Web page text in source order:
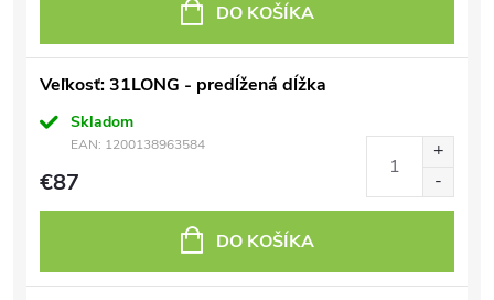
DO KOŠÍKA
Veľkosť: 31LONG - predĺžená dĺžka
Skladom
EAN: 1200138963584
€87
DO KOŠÍKA